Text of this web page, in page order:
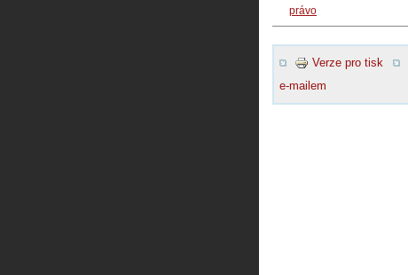
právo
Verze pro tisk
e-mailem